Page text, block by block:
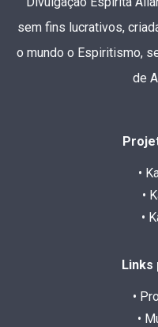
sem fins lucrativos,
o mundo o Espiritismo,
de
•
•
•
Links
•
•